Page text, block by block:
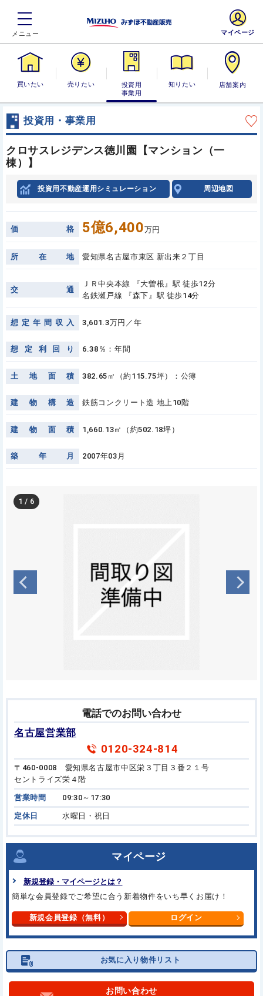
買いたい 売りたい
投資用・事業
用
知りたい 店舗案内
マイページ
投資用・事業用
クロサスレジデンス徳川園【マンション（一
棟）】
投資用不動産運用シミュレーション 周辺地図
価 格 5億6,400万円
所 在 地 愛知県名古屋市東区 新出来２丁目
交 通
ＪＲ中央本線 『大曽根』駅 徒歩12分
名鉄瀬戸線 『森下』駅 徒歩14分
想 定 年 間 収 入 3,601.3万円／年
想 定 利 回 り 6.38％：年間
土 地 面 積 382.65㎡（約115.75坪）：公簿
建 物 構 造 鉄筋コンクリート造 地上10階
建 物 面 積 1,660.13㎡（約502.18坪）
築 年 月 2007年03月
1 / 6
電話でのお問い合わせ
名古屋営業部
0120-324-814
〒460-0008 愛知県名古屋市中区栄３丁目３番２１号
セントライズ栄４階
営業時間 09:30～17:30
定休日 水曜日・祝日
マイページ
新規登録・マイページとは？
簡単な会員登録でご希望に合う新着物件をいち早くお届け！
新規会員登録（無料） ログイン
お気に入り物件リスト
お問い合わせ